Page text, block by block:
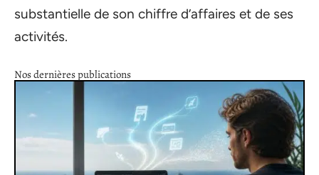
substantielle de son chiffre d’affaires et de ses
activités.
Nos dernières publications